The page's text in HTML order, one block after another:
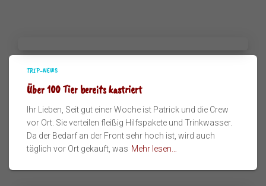
TRIP-NEWS
Über 100 Tier bereits kastriert
Ihr Lieben, Seit gut einer Woche ist Patrick und die Crew
vor Ort. Sie verteilen fleißig Hilfspakete und Trinkwasser.
Da der Bedarf an der Front sehr hoch ist, wird auch
täglich vor Ort gekauft, was Mehr lesen…